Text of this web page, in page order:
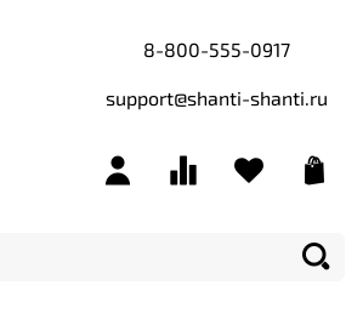
8-800-555-0917
support@shanti-shanti.ru